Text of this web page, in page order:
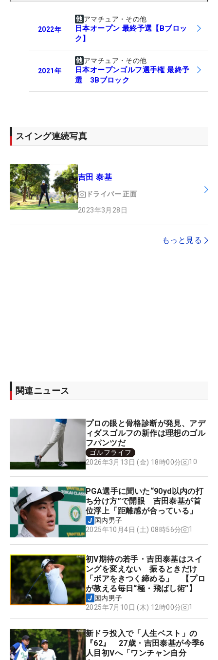
2022年
アマチュア・その他
日本オープン 最終予選【Bブロッ
ク】
2021年
アマチュア・その他
日本オープンゴルフ選手権 最終予
選 3Bブロック
スイング連続写真
吉田 泰基
ドライバー 正面
2023年3月28日
もっと見る
関連ニュース
プロの眼と骨格診断が発見、アデ
ィダスゴルフの新作は理想のゴル
フパンツだ
ゴルフライフ
2026年3月13日 (金) 18時00分
10
PGA選手に聞いた“90yd以内の打
ち分け方”で開眼 吉田泰基が首
位浮上「距離感が合っている」
国内男子
2025年10月4日 (土) 08時56分
1
初V期待の若手・吉田泰基はスイ
ングを変えない 振るときだけ
「ボアをきつく締める」 【プロ
が教える毎日“極・飛ばし術”】
国内男子
2025年7月10日 (木) 12時00分
1
新ドラ投入で「人生ベスト」の
『62』 27歳・吉田泰基が今季6
人目初Vへ「ワンチャン自分